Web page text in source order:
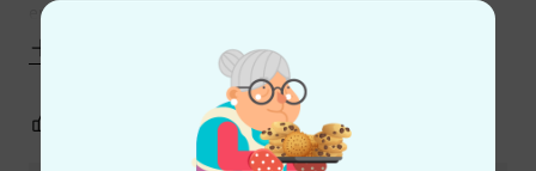
erscheint. Während die Dinger früher
BEWERTUNG MELDEN